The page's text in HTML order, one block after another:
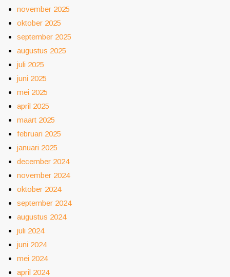
november 2025
oktober 2025
september 2025
augustus 2025
juli 2025
juni 2025
mei 2025
april 2025
maart 2025
februari 2025
januari 2025
december 2024
november 2024
oktober 2024
september 2024
augustus 2024
juli 2024
juni 2024
mei 2024
april 2024